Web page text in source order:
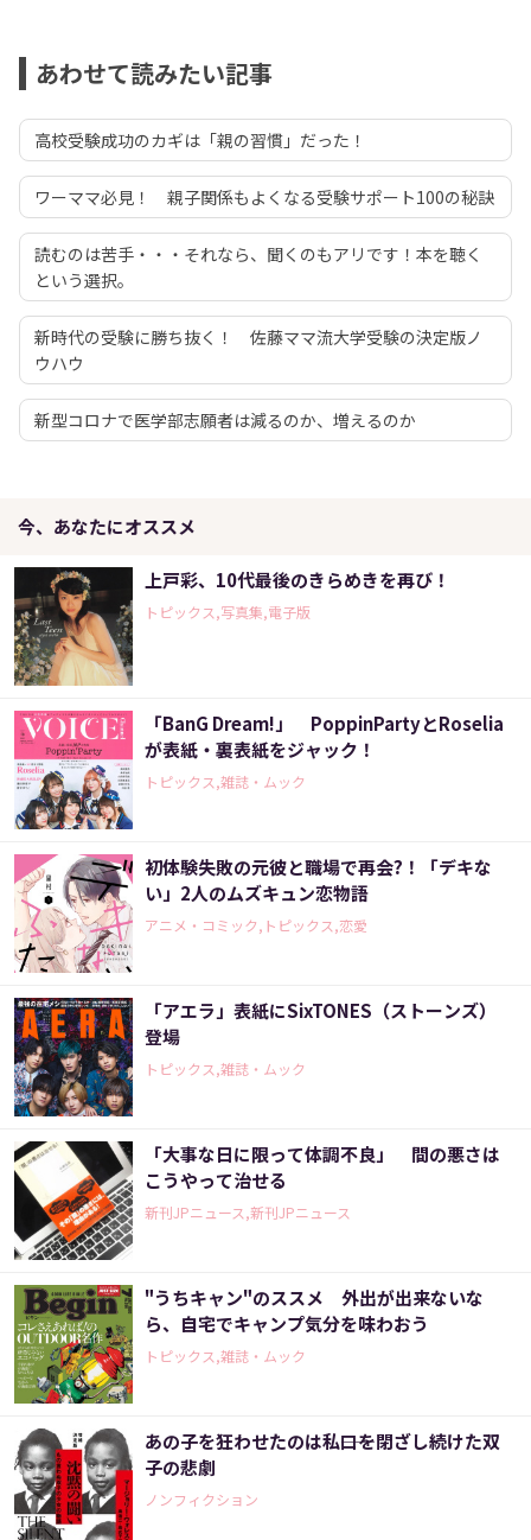
あわせて読みたい記事
高校受験成功のカギは「親の習慣」だった！
ワーママ必見！ 親子関係もよくなる受験サポート100の秘訣
読むのは苦手・・・それなら、聞くのもアリです！本を聴く
という選択。
新時代の受験に勝ち抜く！ 佐藤ママ流大学受験の決定版ノ
ウハウ
新型コロナで医学部志願者は減るのか、増えるのか
今、あなたにオススメ
上戸彩、10代最後のきらめきを再び！
トピックス,写真集,電子版
「BanG Dream!」 PoppinPartyとRoselia
が表紙・裏表紙をジャック！
トピックス,雑誌・ムック
初体験失敗の元彼と職場で再会?！「デキな
い」2人のムズキュン恋物語
アニメ・コミック,トピックス,恋愛
「アエラ」表紙にSixTONES（ストーンズ）
登場
トピックス,雑誌・ムック
「大事な日に限って体調不良」 間の悪さは
こうやって治せる
新刊JPニュース,新刊JPニュース
"うちキャン"のススメ 外出が出来ないな
ら、自宅でキャンプ気分を味わおう
トピックス,雑誌・ムック
あの子を狂わせたのは私――口を閉ざし続けた双
子の悲劇
ノンフィクション